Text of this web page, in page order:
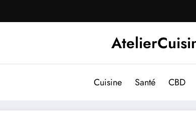
Cuisine Santé CBD